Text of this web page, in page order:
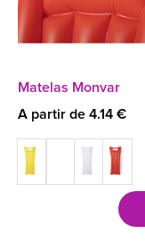
Matelas Monvar
A partir de 4.14 €